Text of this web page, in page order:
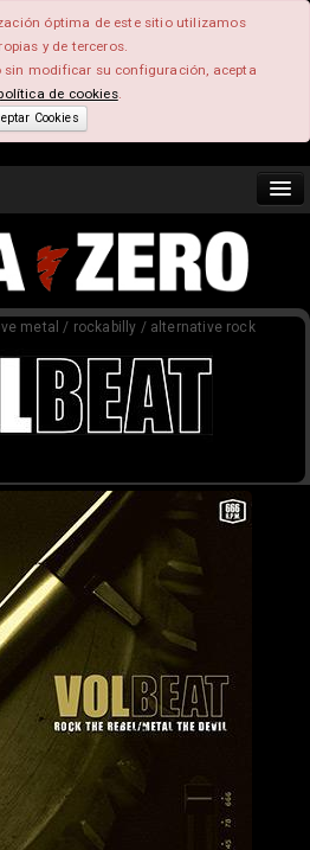
óptima de este sitio utilizamos
y de terceros.
modificar su configuración, acepta
de cookies.
Cookies
metal / rockabilly / alternative rock